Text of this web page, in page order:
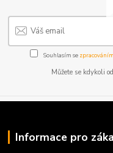
Souhlasím se
Můžete se kdykoli
Informace pro